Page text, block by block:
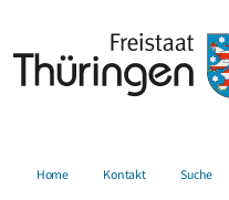
Home Kontakt Suche